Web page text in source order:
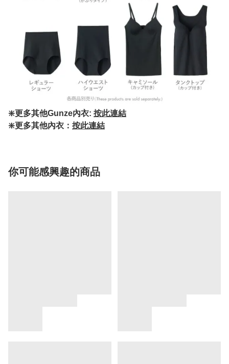
❇️更多其他Gunze內衣: 按此連結
❇️更多其他內衣： 按此連結
你可能感興趣的商品